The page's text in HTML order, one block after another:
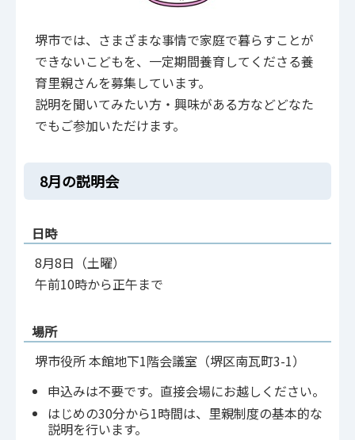
堺市では、さまざまな事情で家庭で暮らすことが
できないこどもを、一定期間養育してくださる養
育里親さんを募集しています。
説明を聞いてみたい方・興味がある方などどなた
でもご参加いただけます。
8月の説明会
日時
8月8日（土曜）
午前10時から正午まで
場所
堺市役所 本館地下1階会議室（堺区南瓦町3-1）
申込みは不要です。直接会場にお越しください。
はじめの30分から1時間は、里親制度の基本的な
説明を行います。